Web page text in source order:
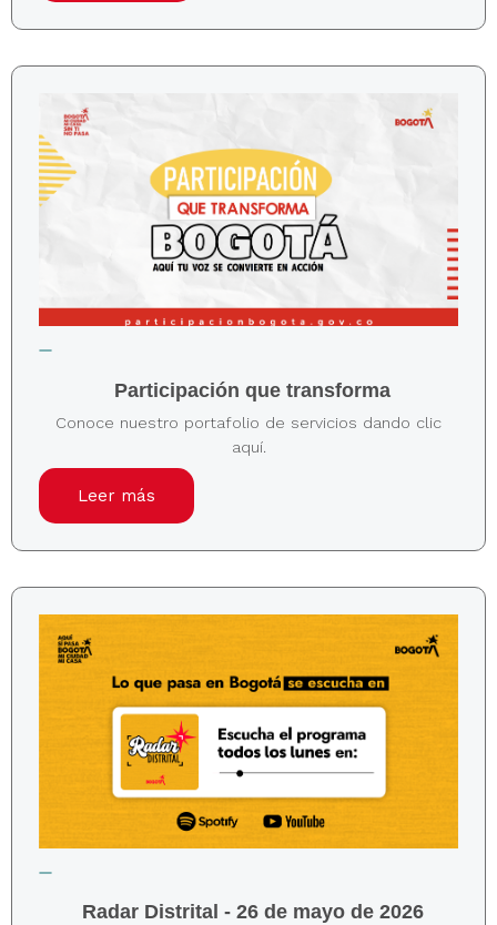
Participación que transforma
Conoce nuestro portafolio de servicios dando clic
aquí.
Leer más
Radar Distrital - 26 de mayo de 2026